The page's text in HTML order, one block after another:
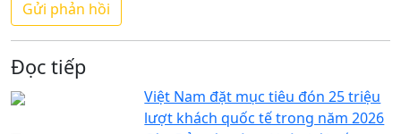
Đọc tiếp
Việt Nam đặt mục tiêu đón 25 triệu
lượt khách quốc tế trong năm 2026